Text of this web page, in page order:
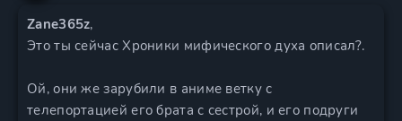
Zane365z,
Это ты сейчас Хроники мифического духа описал?.
Ой, они же зарубили в аниме ветку с
телепортацией его брата с сестрой, и его подруги